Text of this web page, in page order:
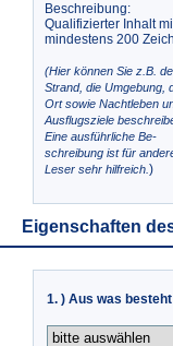
Beschreibung:
Qualifizierter Inhalt
mindestens 200
(Hier können Sie z.B.
Strand, die Umgebung,
Ort sowie Nachtleben
Ausflugsziele
Eine ausführliche Be-
schreibung ist für
Leser sehr hilfreich. )
Eigenschaften
1. ) Aus was